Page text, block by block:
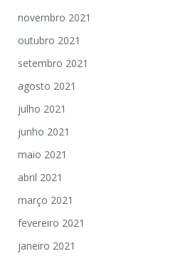
novembro 2021
outubro 2021
setembro 2021
agosto 2021
julho 2021
junho 2021
maio 2021
abril 2021
março 2021
fevereiro 2021
janeiro 2021